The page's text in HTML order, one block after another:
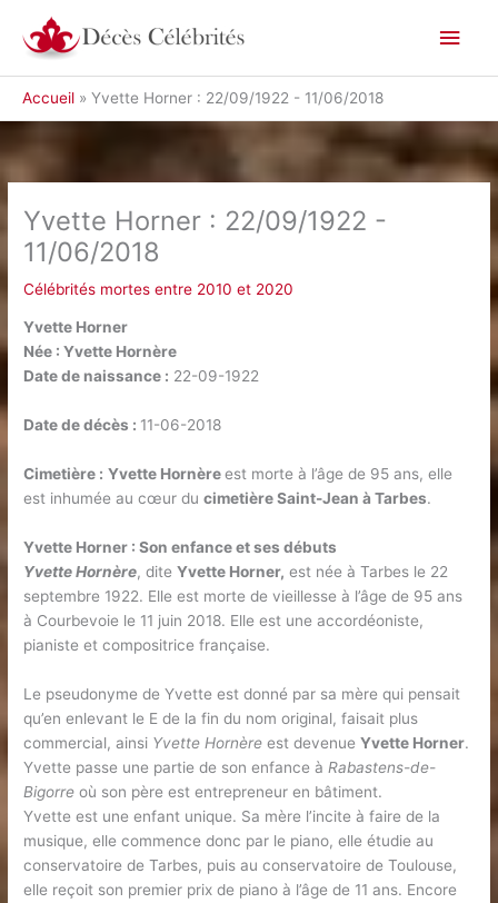
contenu
Accueil Yvette‌ ‌Horner‌ ‌:‌ ‌22/09/1922‌ ‌-‌ ‌11/06/2018‌
Yvette‌ ‌Horner‌ ‌:‌ ‌22/09/1922‌ ‌-‌
‌11/06/2018‌
Célébrités mortes entre 2010 et 2020
Yvette Horner
Née : Yvette Hornère
Date de naissance : 22-09-1922
Date de décès : 11-06-2018
Cimetière : Yvette Hornèreest morte à l’âge de 95 ans, elle
est inhumée au cœur ducimetière Saint-Jean à Tarbes.
Yvette Horner : Son enfance et ses débuts
Yvette Hornère, diteYvette Horner, est née à Tarbes le 22
septembre 1922. Elle est morte de vieillesse à l’âge de 95 ans
à Courbevoie le 11 juin 2018. Elle est une accordéoniste,
pianiste et compositrice française.
Le pseudonyme de Yvette est donné par sa mère qui pensait
qu’en enlevant le E de la fin du nom original, faisait plus
commercial, ainsi Yvette Hornèreest devenueYvette Horner.
Yvette passe une partie de son enfance à Rabastens-de-
Bigorre où son père est entrepreneur en bâtiment.
Yvette est une enfant unique. Sa mère l’incite à faire de la
musique, elle commence donc par le piano, elle étudie au
conservatoire de Tarbes, puis au conservatoire de Toulouse,
elle reçoit son premier prix de piano à l’âge de 11 ans. Encore